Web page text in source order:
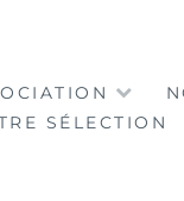
SÉLECTION